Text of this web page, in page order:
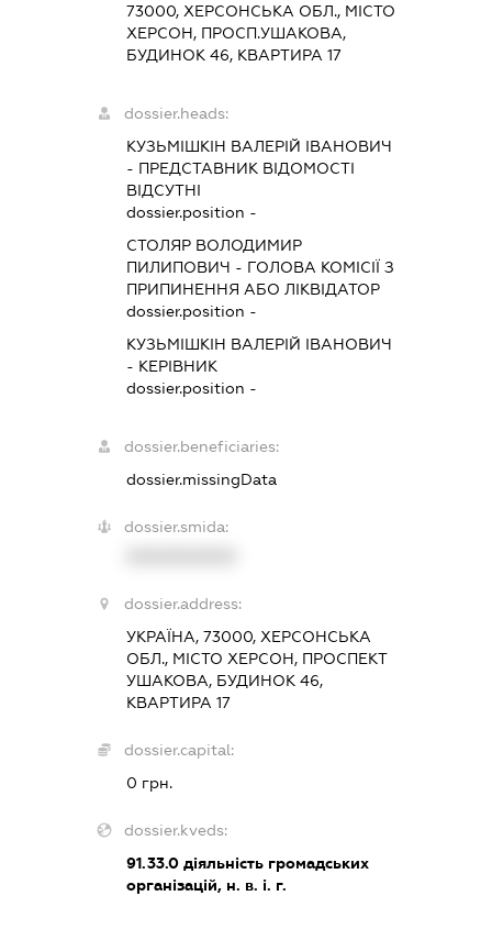
73000, ХЕРСОНСЬКА ОБЛ., МІСТО
ХЕРСОН, ПРОСП.УШАКОВА,
БУДИНОК 46, КВАРТИРА 17
dossier.heads:
КУЗЬМІШКІН ВАЛЕРІЙ ІВАНОВИЧ
- ПРЕДСТАВНИК ВІДОМОСТІ
ВІДСУТНІ
dossier.position -
СТОЛЯР ВОЛОДИМИР
ПИЛИПОВИЧ - ГОЛОВА КОМІСІЇ З
ПРИПИНЕННЯ АБО ЛІКВІДАТОР
dossier.position -
КУЗЬМІШКІН ВАЛЕРІЙ ІВАНОВИЧ
- КЕРІВНИК
dossier.position -
dossier.beneficiaries:
dossier.missingData
dossier.smida:
dossier.address:
УКРАЇНА, 73000, ХЕРСОНСЬКА
ОБЛ., МІСТО ХЕРСОН, ПРОСПЕКТ
УШАКОВА, БУДИНОК 46,
КВАРТИРА 17
dossier.capital:
0 грн.
dossier.kveds:
91.33.0 діяльність громадських
організацій, н. в. і. г.